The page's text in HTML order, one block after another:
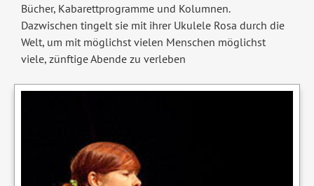
Bücher, Kabarettprogramme und Kolumnen.
Dazwischen tingelt sie mit ihrer Ukulele Rosa durch die
Welt, um mit möglichst vielen Menschen möglichst
viele, zünftige Abende zu verleben